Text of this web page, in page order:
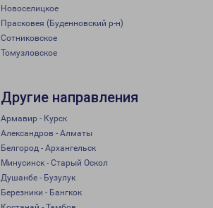
Новоселицкое
Прасковея (Буденновский р-н)
Сотниковское
Томузловское
Другие направления
Армавир - Курск
Александров - Алматы
Белгород - Архангельск
Минусинск - Старый Оскол
Душанбе - Бузулук
Березники - Бангкок